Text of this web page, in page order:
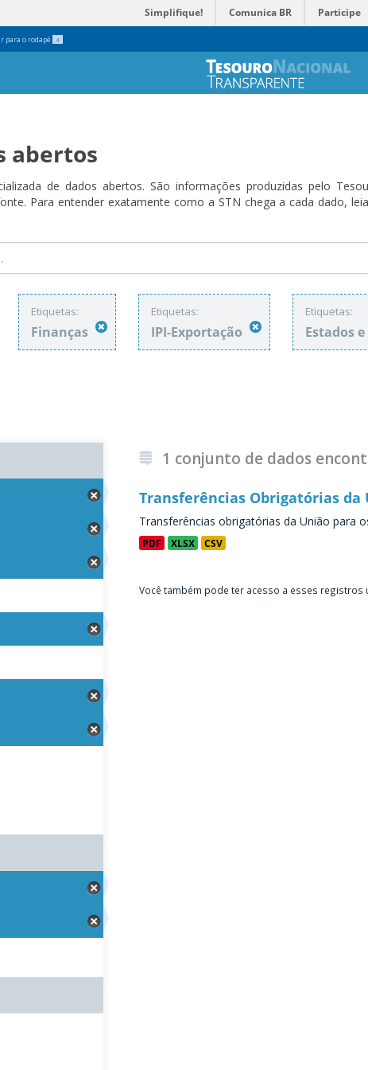
Ir para o rodapé 4
Simplifique! Comunica BR Participe
abertos
de dados abertos. São informações produzidas pelo
Para entender exatamente como a STN chega a cada dado,
Etiquetas:
Finanças
Etiquetas:
IPI-Exportação
Etiquetas:
Estados
1 conjunto de dados
Transferências Obrigatórias da
Transferências obrigatórias da União para
PDF XLSX CSV
Você também pode ter acesso a esses registros